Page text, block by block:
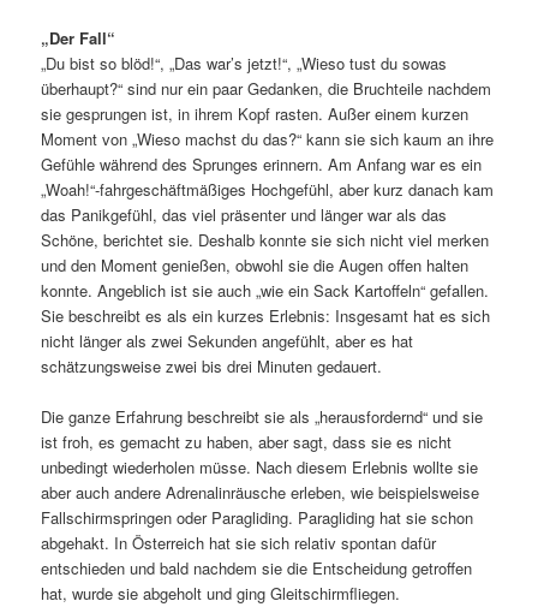
„Der Fall“
„Du bist so blöd!“, „Das war’s jetzt!“, „Wieso tust du sowas
überhaupt?“ sind nur ein paar Gedanken, die Bruchteile nachdem
sie gesprungen ist, in ihrem Kopf rasten. Außer einem kurzen
Moment von „Wieso machst du das?“ kann sie sich kaum an ihre
Gefühle während des Sprunges erinnern. Am Anfang war es ein
„Woah!“-fahrgeschäftmäßiges Hochgefühl, aber kurz danach kam
das Panikgefühl, das viel präsenter und länger war als das
Schöne, berichtet sie. Deshalb konnte sie sich nicht viel merken
und den Moment genießen, obwohl sie die Augen offen halten
konnte. Angeblich ist sie auch „wie ein Sack Kartoffeln“ gefallen.
Sie beschreibt es als ein kurzes Erlebnis: Insgesamt hat es sich
nicht länger als zwei Sekunden angefühlt, aber es hat
schätzungsweise zwei bis drei Minuten gedauert.
Die ganze Erfahrung beschreibt sie als „herausfordernd“ und sie
ist froh, es gemacht zu haben, aber sagt, dass sie es nicht
unbedingt wiederholen müsse. Nach diesem Erlebnis wollte sie
aber auch andere Adrenalinräusche erleben, wie beispielsweise
Fallschirmspringen oder Paragliding. Paragliding hat sie schon
abgehakt. In Österreich hat sie sich relativ spontan dafür
entschieden und bald nachdem sie die Entscheidung getroffen
hat, wurde sie abgeholt und ging Gleitschirmfliegen.